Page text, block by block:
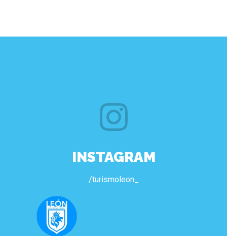
INSTAGRAM
/turismoleon_